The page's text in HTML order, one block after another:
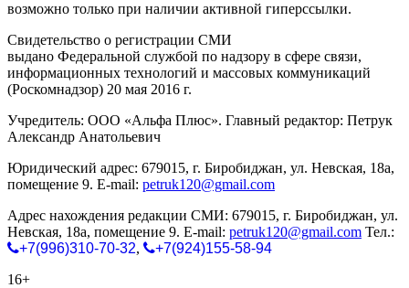
возможно только при наличии активной гиперссылки.
Свидетельство о регистрации СМИ
выдано Федеральной службой по надзору в сфере связи,
информационных технологий и массовых коммуникаций
(Роскомнадзор) 20 мая 2016 г.
Учредитель: ООО «Альфа Плюс». Главный редактор: Петрук
Александр Анатольевич
Юридический адрес: 679015, г. Биробиджан, ул. Невская, 18а,
помещение 9. E-mail: petruk120@gmail.com
Адрес нахождения редакции СМИ: 679015, г. Биробиджан, ул.
Невская, 18а, помещение 9. E-mail: petruk120@gmail.com Тел.:
+7(996)310-70-32,
+7(924)155-58-94
16+